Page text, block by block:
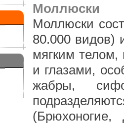
Моллюски
Моллюски
80.000 видов)
мягким телом,
и глазами,
жабры,
(Брюхоногие,